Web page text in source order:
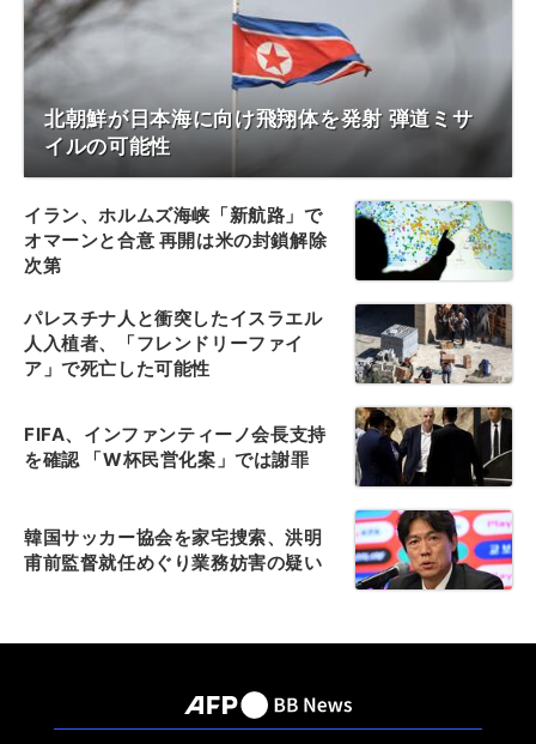
北朝鮮が日本海に向け飛翔体を発射 弾道ミサ
イルの可能性
イラン、ホルムズ海峡「新航路」で
オマーンと合意 再開は米の封鎖解除
次第
パレスチナ人と衝突したイスラエル
人入植者、「フレンドリーファイ
ア」で死亡した可能性
FIFA、インファンティーノ会長支持
を確認 「W杯民営化案」では謝罪
韓国サッカー協会を家宅捜索、洪明
甫前監督就任めぐり業務妨害の疑い